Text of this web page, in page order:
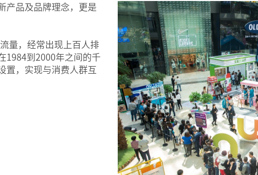
产品及品牌理念，更是
量，经常出现上百人排
1984到2000年之间的千
置，实现与消费人群互